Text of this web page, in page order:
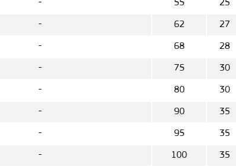
- 55 25
- 62 27
- 68 28
- 75 30
- 80 30
- 90 35
- 95 35
- 100 35